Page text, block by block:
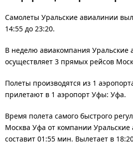
Самолеты Уральские авиалинии
14:55 до 23:20.
В неделю авиакомпания Уральские
осуществляет 3 прямых рейсов
Полеты производятся из 1
прилетают в 1 аэропорт Уфы: Уфа.
Время полета самого быстрого
Москва Уфа от компании Уральские
составит 01:55 мин. Вылетает в